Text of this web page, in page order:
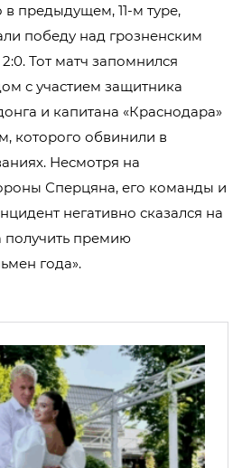
в предыдущем, 11-м туре,
победу над грозненским
Тот матч запомнился
с участием защитника
и капитана «Краснодара»
которого обвинили в
Несмотря на
Сперцяна, его команды и
негативно сказался на
получить премию
года».